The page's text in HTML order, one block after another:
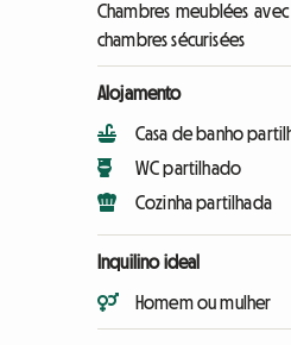
Chambres meublées
chambres sécurisées
Alojamento
Casa de banho
WC partilhado
Cozinha partilhada
Inquilino ideal
Homem ou mulher